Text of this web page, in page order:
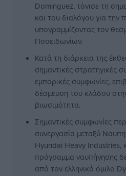
Dominguez, τόνισε τη
και του διαλόγου για την
υπογραμμίζοντας τον
Ποσειδωνίων.
Κατά τη διάρκεια της
σημαντικές στρατηγικές
εμπορικές συμφωνίες,
δέσμευση του κλάδου
βιωσιμότητα.
Σημαντικές συμφωνίες
συνεργασία μεταξύ
Hyundai Heavy Industries,
πρόγραμμα ναυπήγησης
από τον ελληνικό όμιλο